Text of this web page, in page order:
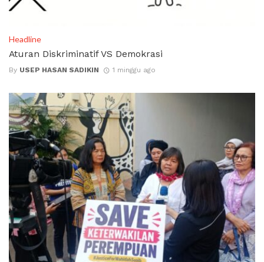
Headline
Aturan Diskriminatif VS Demokrasi
By USEP HASAN SADIKIN 1 minggu ago